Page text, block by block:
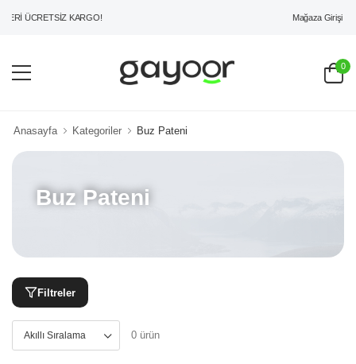
ÜCRETSİZ KARGO! Mağaza Girişi
0
Anasayfa Kategoriler Buz Pateni
Buz Pateni
Filtreler
0 ürün